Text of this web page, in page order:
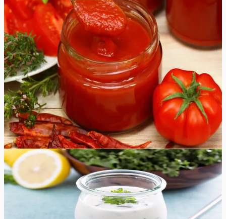
Olge valmis lisama kõikidele oma lemmikroogadele
värsket maitset selle omatehtud ketšupi retseptiga, mida
on lihtne valmistada ja millele on võimatu vastu panna.
Võimalused ketšupi kasutamiseks on lõputud, mistõttu
on hea, kui teil on alati pudel omatehtud ketšupit
käepärast. Unustage poest ostetud kraam ja proovige
seda maitsvat kodust ketšupit! Enamik tomatikastmeid
valmistatakse Roma- või ploomtomatitest, kuna nende
niiskusesisaldus on madalam ja maitse on tugev. Võite
eksperimenteerida käepäraste tomatitega, nii saab iga
partii uue maitsega!
80min
32tk
Lihtne
4.8Hinnang:(8)
Ranch kaste
Täiuslikult vürtsikas ja kreemjas kodune Ranch kaste
maitseb paremini kui ükskõik milline poest ostetud kaste.